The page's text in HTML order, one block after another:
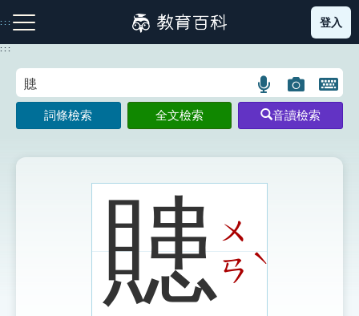
到
主
:::
注音索引圖示 筆畫索引圖示 部首索引表圖示
登入
:::
語
言
搜
示
圖
片
搜
開
鍵
圖
詞條檢索 全文檢索 音讀檢索
贃ㄨ
ㄢˋ